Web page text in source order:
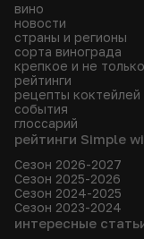
вино
новости
страны и регионы
сорта винограда
крепкое и не только
рейтинги
рецепты коктейлей
события
глоссарий
рейтинги Simple
Сезон 2026-2027
Сезон 2025-2026
Сезон 2024-2025
Сезон 2023-2024
интересные